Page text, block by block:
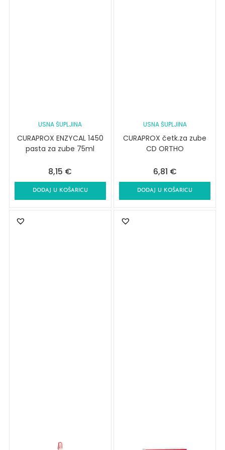
USNA ŠUPLJINA
CURAPROX ENZYCAL 1450
pasta za zube 75ml
8,15 €
DODAJ U KOŠARICU
USNA ŠUPLJINA
CURAPROX četk.za zube
CD ORTHO
6,81 €
DODAJ U KOŠARICU